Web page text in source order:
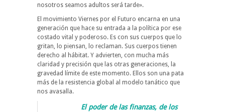
nosotros seamos adultos será tarde».
El movimiento Viernes por el Futuro encarna en una
generación que hace su entrada a la política por ese
costado vital y poderoso. Es con sus cuerpos que lo
gritan, lo piensan, lo reclaman. Sus cuerpos tienen
derecho al hábitat. Y advierten, con mucha más
claridad y precisión que las otras generaciones, la
gravedad límite de este momento. Ellos son una pata
más de la resistencia global al modelo tanático que
nos avasalla.
El poder de las finanzas, de los